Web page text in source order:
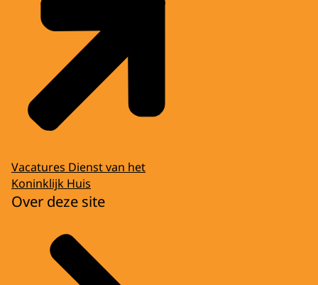
Vacatures Dienst van het
Koninklijk Huis
Over deze site